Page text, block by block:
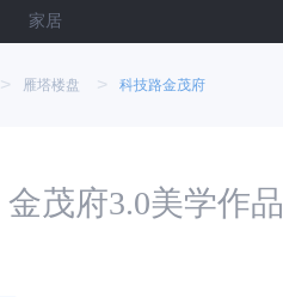
家居
> 雁塔楼盘 > 科技路金茂府
金茂府3.0美学作品